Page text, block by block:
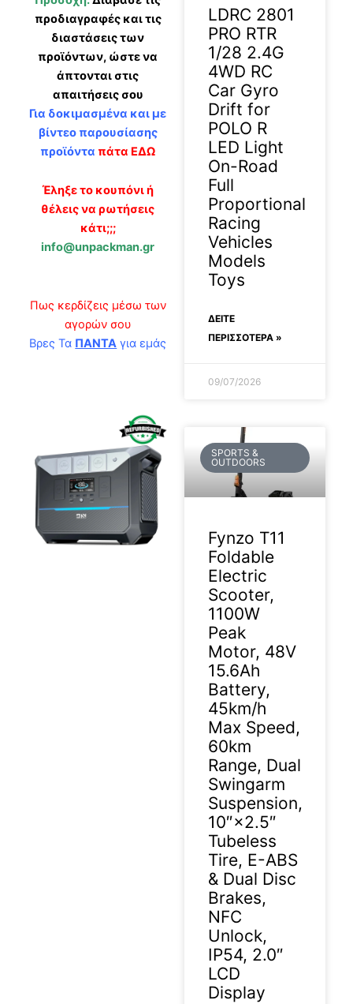
προδιαγραφές και τις
διαστάσεις των
προϊόντων, ώστε να
άπτονται στις
απαιτήσεις σου
Για δοκιμασμένα και με
βίντεο παρουσίασης
προϊόντα πάτα ΕΔΩ
Έληξε το κουπόνι ή
θέλεις να ρωτήσεις
κάτι;;;
info@unpackman.gr
Πως κερδίζεις μέσω των
αγορών σου
Βρες Τα ΠΑΝΤΑ για εμάς
LDRC 2801
PRO RTR
1/28 2.4G
4WD RC
Car Gyro
Drift for
POLO R
LED Light
On-Road
Full
Proportional
Racing
Vehicles
Models
Toys
ΔΕΊΤΕ
ΠΕΡΙΣΣΟΤΕΡΑ »
09/07/2026
SPORTS &
OUTDOORS
Fynzo T11
Foldable
Electric
Scooter,
1100W
Peak
Motor, 48V
15.6Ah
Battery,
45km/h
Max Speed,
60km
Range, Dual
Swingarm
Suspension,
10″×2.5″
Tubeless
Tire, E-ABS
& Dual Disc
Brakes,
NFC
Unlock,
IP54, 2.0″
LCD
Display